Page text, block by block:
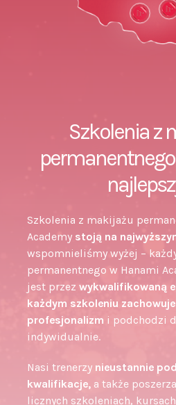
Szkolenia z
permanentnego
Szkolenia z makijażu
Academystoją na
wspomnieliśmy wyżej –
permanentnego w Hanami
jest przez wykwalifikowaną
każdym szkoleniu zachowuje
profesjonalizm i podchodzi
indywidualnie.
Nasi trenerzy nieustannie
kwalifikacje,a także
licznych szkoleniach,